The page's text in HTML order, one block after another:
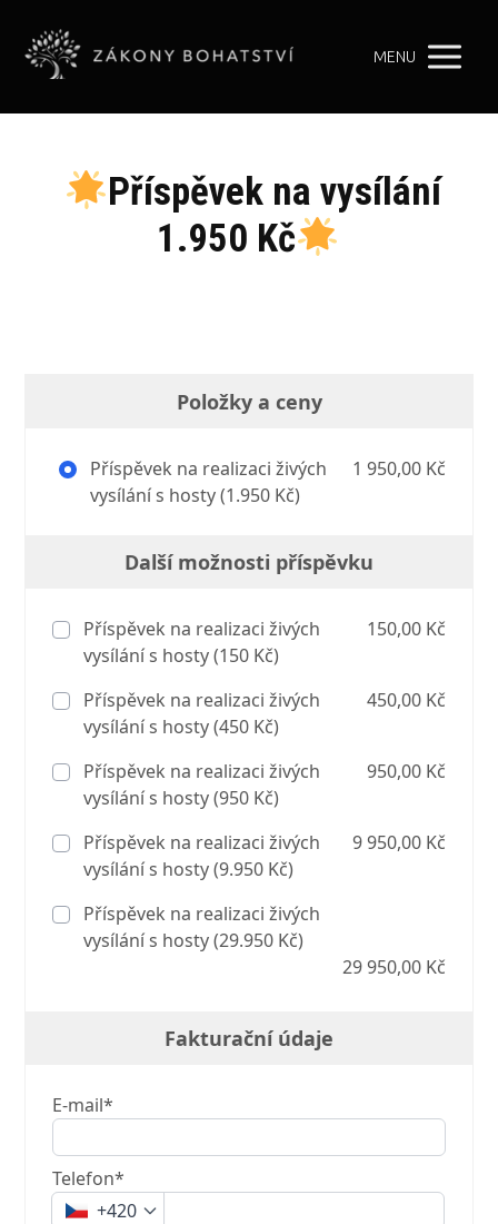
MENU
Příspěvek na vysílání
1.950 Kč
Položky a ceny
Příspěvek na realizaci živých
vysílání s hosty (1.950 Kč)
1 950,00 Kč
Další možnosti příspěvku
Příspěvek na realizaci živých
vysílání s hosty (150 Kč)
150,00 Kč
Příspěvek na realizaci živých
vysílání s hosty (450 Kč)
450,00 Kč
Příspěvek na realizaci živých
vysílání s hosty (950 Kč)
950,00 Kč
Příspěvek na realizaci živých
vysílání s hosty (9.950 Kč)
9 950,00 Kč
Příspěvek na realizaci živých
vysílání s hosty (29.950 Kč)
29 950,00 Kč
Fakturační údaje
E-mail*
Telefon*
+420